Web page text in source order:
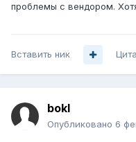
проблемы с вендором.
Вставить ник
bokl
Опубликовано 6